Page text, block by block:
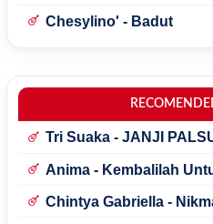
Chesylino' - Badut
Tri Suaka - JANJI
Anima - Kembalilah
Chintya Gabriella -